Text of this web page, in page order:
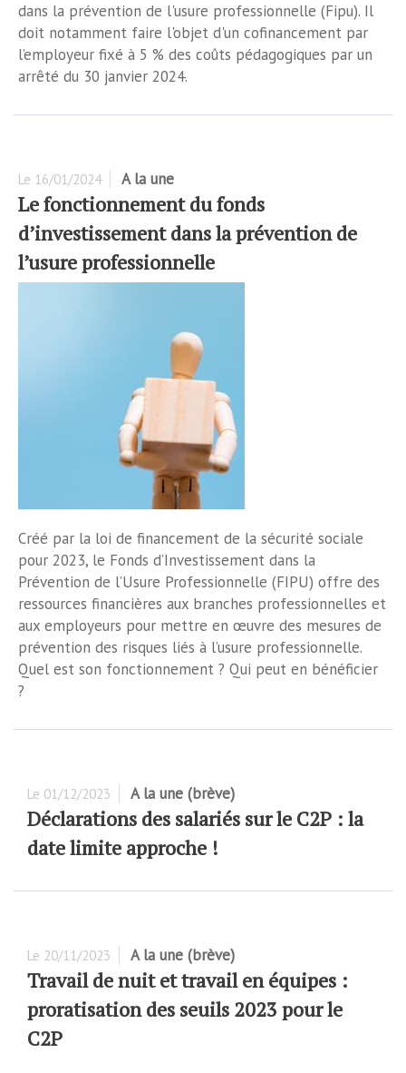
dans la prévention de l'usure professionnelle (Fipu). Il
doit notamment faire l'objet d'un cofinancement par
l’employeur fixé à 5 % des coûts pédagogiques par un
arrêté du 30 janvier 2024.
Le 16/01/2024 A la une
Le fonctionnement du fonds
d’investissement dans la prévention de
l’usure professionnelle
Créé par la loi de financement de la sécurité sociale
pour 2023, le Fonds d’Investissement dans la
Prévention de l’Usure Professionnelle (FIPU) offre des
ressources financières aux branches professionnelles et
aux employeurs pour mettre en œuvre des mesures de
prévention des risques liés à l’usure professionnelle.
Quel est son fonctionnement ? Qui peut en bénéficier
?
Le 01/12/2023 A la une (brève)
Déclarations des salariés sur le C2P : la
date limite approche !
Le 20/11/2023 A la une (brève)
Travail de nuit et travail en équipes :
proratisation des seuils 2023 pour le
C2P